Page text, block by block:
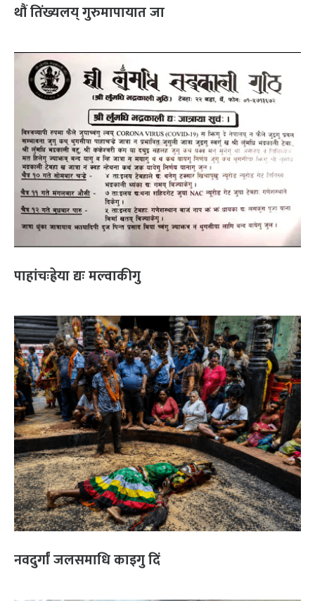
थौं तिंख्यलय् गुरुमापायात जा
पाहांचःह्रेया द्यः मल्वाकीगु
नवदुर्गां जलसमाधि काइगु दिं